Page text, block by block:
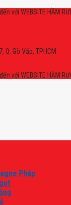
với WEBSITE HẦM
Q. Gò Vấp, TPHCM
với WEBSITE HẦM
Pháp